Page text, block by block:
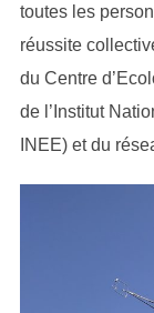
toutes les
réussite
du Centre
de l’Institut
INEE) et du